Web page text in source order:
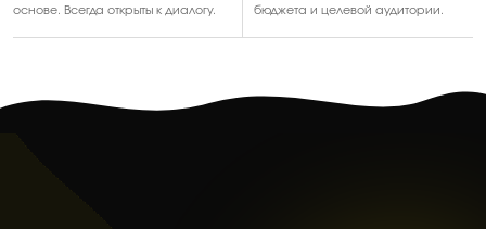
основе. Всегда открыты к диалогу.
бюджета и целевой аудитории.